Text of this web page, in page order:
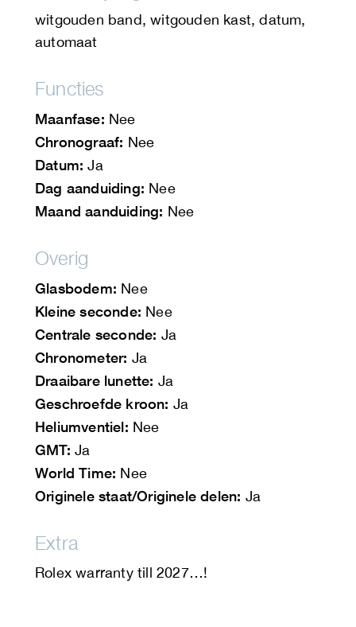
witgouden band, witgouden kast, datum,
automaat
Functies
Maanfase: Nee
Chronograaf: Nee
Datum: Ja
Dag aanduiding: Nee
Maand aanduiding: Nee
Overig
Glasbodem: Nee
Kleine seconde: Nee
Centrale seconde: Ja
Chronometer: Ja
Draaibare lunette: Ja
Geschroefde kroon: Ja
Heliumventiel: Nee
GMT: Ja
World Time: Nee
Originele staat/Originele delen: Ja
Extra
Rolex warranty till 2027…!